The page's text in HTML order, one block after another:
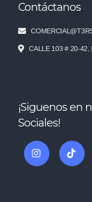
Contáctanos
CALLE 103 # 20-42,
¡Siguenos en
Sociales!